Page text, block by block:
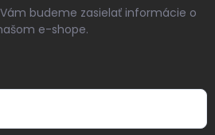
budeme zasielať informácie o
e-shope.